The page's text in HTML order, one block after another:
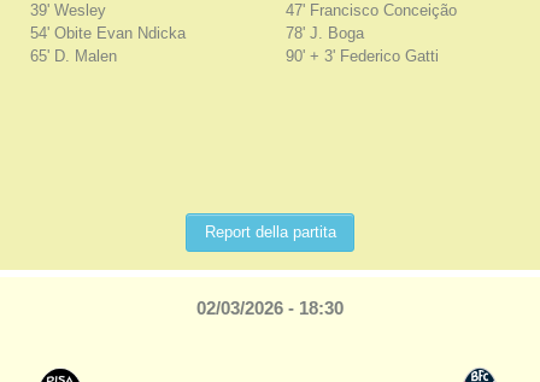
39' Wesley
54' Obite Evan Ndicka
65' D. Malen
47' Francisco Conceição
78' J. Boga
90' + 3' Federico Gatti
Report della partita
02/03/2026 - 18:30